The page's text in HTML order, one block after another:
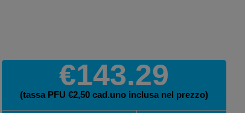
€143.29
(tassa PFU €2,50 cad.uno inclusa nel prezzo)